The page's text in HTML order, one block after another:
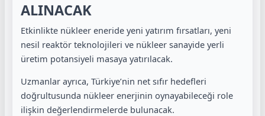
ALINACAK
Etkinlikte nükleer eneride yeni yatırım fırsatları, yeni
nesil reaktör teknolojileri ve nükleer sanayide yerli
üretim potansiyeli masaya yatırılacak.
Uzmanlar ayrıca, Türkiye’nin net sıfır hedefleri
doğrultusunda nükleer enerjinin oynayabileceği role
ilişkin değerlendirmelerde bulunacak.